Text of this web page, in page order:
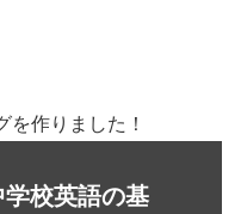
を作りました！
校英語の基